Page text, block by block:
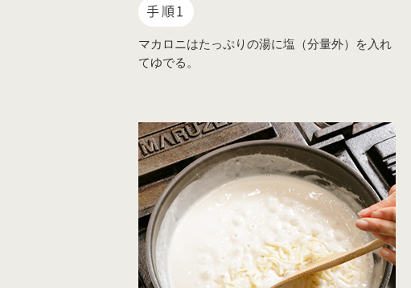
手順1
マカロニはたっぷりの湯に塩（分量外）を入れ
てゆでる。